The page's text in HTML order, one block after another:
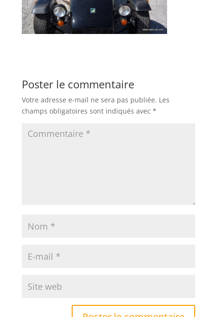
Poster le commentaire
Votre adresse e-mail ne sera pas publiée. Les
champs obligatoires sont indiqués avec *